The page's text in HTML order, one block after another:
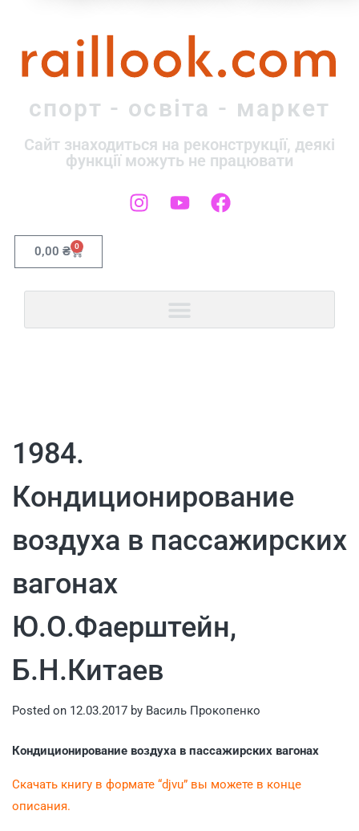
raillook.com
спорт - освіта - маркет
Сайт знаходиться на реконструкції, деякі
функції можуть не працювати
0,00 ₴ 0
1984.
Кондиционирование
воздуха в пассажирских
вагонах
Ю.О.Фаерштейн,
Б.Н.Китаев
Posted on 12.03.2017 by Василь Прокопенко
Кондиционирование воздуха в пассажирских вагонах
Скачать книгу в формате “djvu” вы можете в конце
описания.